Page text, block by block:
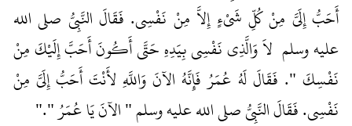
أَحَبُّ إِلَىَّ مِنْ كُلِّ شَىْءٍ إِلاَّ مِنْ نَفْسِي‏.‏ فَقَالَ النَّبِيُّ صلى الله
عليه وسلم ‏‏ لاَ وَالَّذِي نَفْسِي بِيَدِهِ حَتَّى أَكُونَ أَحَبَّ إِلَيْكَ مِنْ
نَفْسِكَ ‏"‏‏.‏ فَقَالَ لَهُ عُمَرُ فَإِنَّهُ الآنَ وَاللَّهِ لأَنْتَ أَحَبُّ إِلَىَّ مِنْ
نَفْسِي‏.‏ فَقَالَ النَّبِيُّ صلى الله عليه وسلم ‏"‏ الآنَ يَا عُمَرُ ‏"‏‏.‏"